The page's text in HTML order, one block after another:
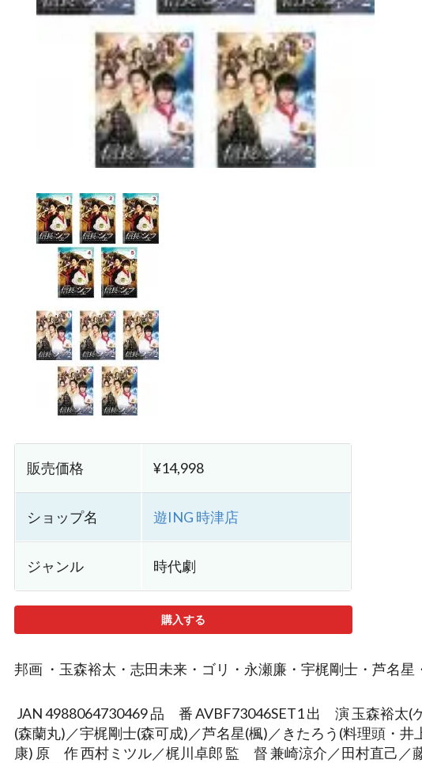
販売価格 ¥14,998
ショップ名 遊ING 時津店
ジャンル 時代劇
購入する
邦画 ・玉森裕太・志田未来・ゴリ・永瀬廉・宇梶剛士・芦名
JAN 4988064730469 品 番 AVBF73046SET1 出 演 玉森裕太(
(森蘭丸)／宇梶剛士(森可成)／芦名星(楓)／きたろう(料理頭・
康) 原 作 西村ミツル／梶川卓郎 監 督 兼崎涼介／田村直己／